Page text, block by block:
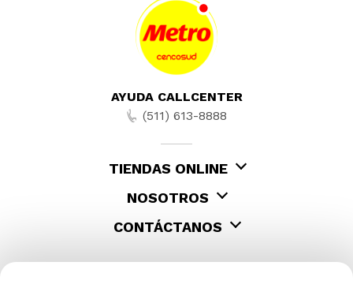
AYUDA CALLCENTER
(511) 613-8888
TIENDAS ONLINE
NOSOTROS
CONTÁCTANOS